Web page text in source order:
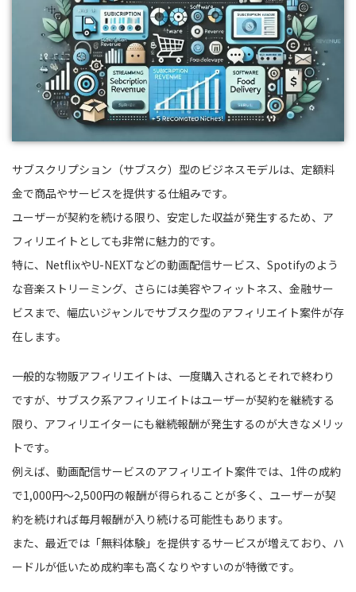
サブスクリプション（サブスク）型のビジネスモデルは、定額料
金で商品やサービスを提供する仕組みです。
ユーザーが契約を続ける限り、安定した収益が発生するため、ア
フィリエイトとしても非常に魅力的です。
特に、NetflixやU-NEXTなどの動画配信サービス、Spotifyのよう
な音楽ストリーミング、さらには美容やフィットネス、金融サー
ビスまで、幅広いジャンルでサブスク型のアフィリエイト案件が存
在します。
一般的な物販アフィリエイトは、一度購入されるとそれで終わり
ですが、サブスク系アフィリエイトはユーザーが契約を継続する
限り、アフィリエイターにも継続報酬が発生するのが大きなメリッ
トです。
例えば、動画配信サービスのアフィリエイト案件では、1件の成約
で1,000円〜2,500円の報酬が得られることが多く、ユーザーが契
約を続ければ毎月報酬が入り続ける可能性もあります。
また、最近では「無料体験」を提供するサービスが増えており、ハ
ードルが低いため成約率も高くなりやすいのが特徴です。